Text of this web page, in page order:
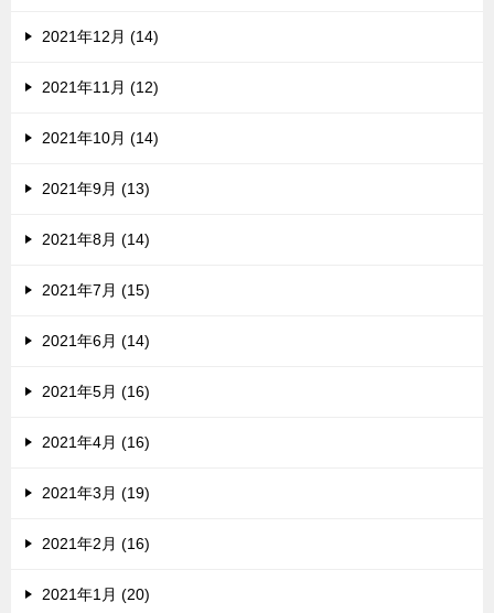
2021年12月 (14)
2021年11月 (12)
2021年10月 (14)
2021年9月 (13)
2021年8月 (14)
2021年7月 (15)
2021年6月 (14)
2021年5月 (16)
2021年4月 (16)
2021年3月 (19)
2021年2月 (16)
2021年1月 (20)